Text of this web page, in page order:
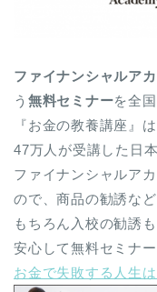
ファイナンシャルア
う 無料セミナーを全
『お金の教養講座』
47万人が受講した日
ファイナンシャルア
ので、商品の勧誘な
もちろん入校の勧誘
安心して無料セミナ
お金で失敗する人生